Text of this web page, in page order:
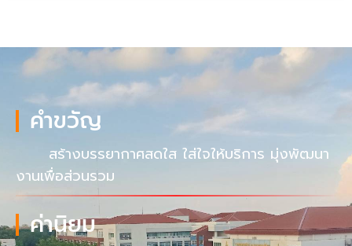
คำขวัญ
สร้างบรรยากาศสดใส ใส่ใจให้บริการ มุ่งพัฒนา
งานเพื่อส่วนรวม
ค่านิยม